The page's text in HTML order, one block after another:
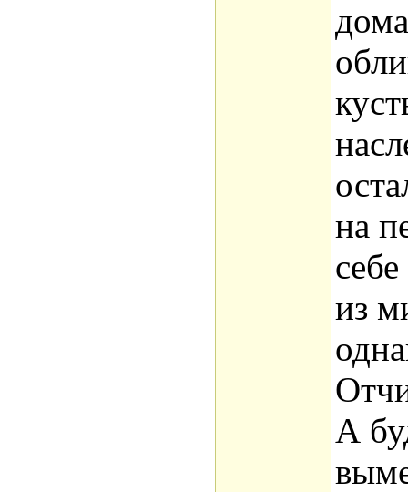
на
из
А